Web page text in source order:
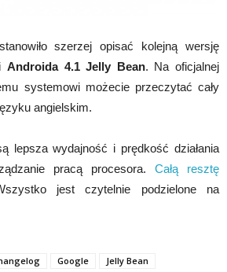
szerzej opisać kolejną wersję
Androida 4.1 Jelly Bean. Na oficjalnej
systemowi możecie przeczytać cały
angielskim.
lepsza wydajność i prędkość działania
pracą procesora. Całą resztę
jest czytelnie podzielone na
Google
Jelly Bean